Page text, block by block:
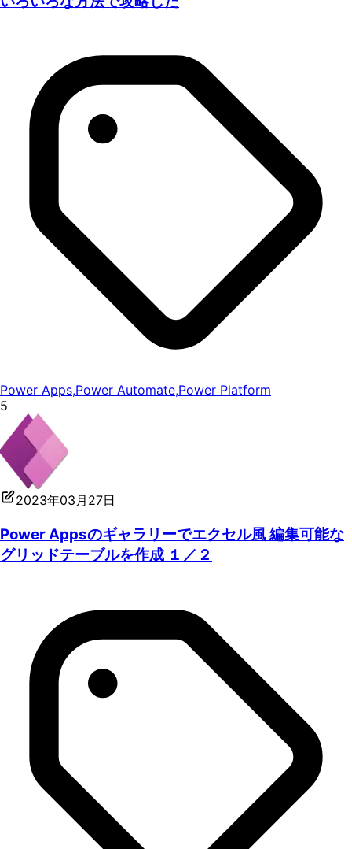
Power Apps,Power Automate,Power Platform
5
2023年03月27日
Power Appsのギャラリーでエクセル風 編集可能な
グリッドテーブルを作成 １／２